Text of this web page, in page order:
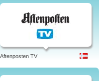
Aftenposten TV